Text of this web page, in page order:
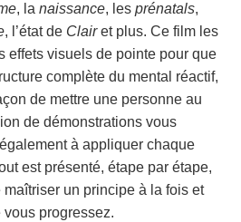
, la naissance, les prénatals,
, l’état de Clairet plus. Ce film les
effets visuels de pointe pour que
complète du mental réactif,
de mettre une personne au
de démonstrations vous
à appliquer chaque
est présenté, étape par étape,
un principe à la fois et
vous progressez.